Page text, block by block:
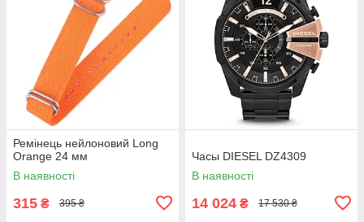
Ремінець нейлоновий Long
Orange 24 мм
В наявності
315 ₴ 395 ₴
Часы DIESEL DZ4309
В наявності
14 024 ₴ 17 530 ₴